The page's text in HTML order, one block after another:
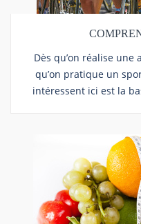
Dès qu’on réalise
qu’on pratique un
intéressent ici est la